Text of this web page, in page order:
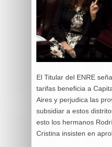
El Titular del ENRE
tarifas beneficia a
Aires y perjudica las
subsidiar a estos
esto los hermanos
Cristina insisten en